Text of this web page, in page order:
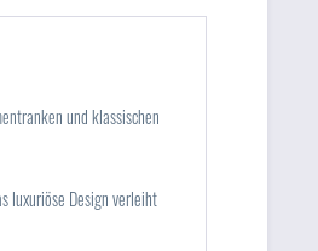
und klassischen
luxuriöse Design verleiht